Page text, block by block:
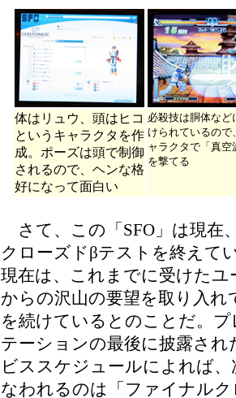
体はリュウ、頭はヒコ
というキャラクタを作
成。ポーズは頭で制御
されるので、ヘンな格
好になって面白い
必殺技は胴体など
けられているので
ャラクタで「真空
を撃てる
さて、この「SFO」は現在
クローズドβテストを終えて
現在は、これまでに受けたユ
からの沢山の要望を取り入れ
を続けているとのことだ。
テーションの最後に披露され
ビススケジュールによれば、
なわれるのは「ファイナルク